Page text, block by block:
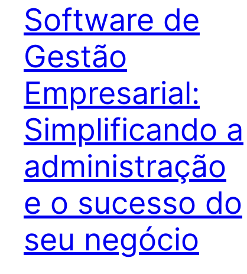
Software de
Gestão
Empresarial:
Simplificando a
administração
e o sucesso do
seu negócio